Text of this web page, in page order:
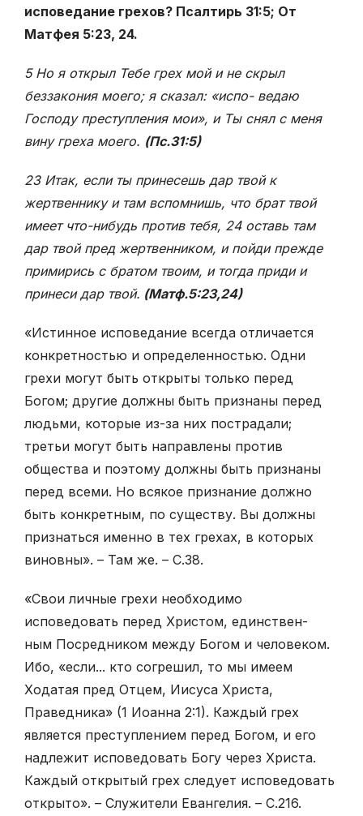
исповедание грехов? Псалтирь 31:5; От
Матфея 5:23, 24.
5 Но я открыл Тебе грех мой и не скрыл
беззакония моего; я сказал: «испо- ведаю
Господу преступления мои», и Ты снял с меня
вину греха моего. (Пс.31:5)
23 Итак, если ты принесешь дар твой к
жертвеннику и там вспомнишь, что брат твой
имеет что-нибудь против тебя, 24 оставь там
дар твой пред жертвенником, и пойди прежде
примирись с братом твоим, и тогда приди и
принеси дар твой. (Матф.5:23,24)
«Истинное исповедание всегда отличается
конкретностью и определенностью. Одни
грехи могут быть открыты только перед
Богом; другие должны быть признаны перед
людьми, которые из-за них пострадали;
третьи могут быть направлены против
общества и поэтому должны быть признаны
перед всеми. Но всякое признание должно
быть конкретным, по существу. Вы должны
признаться именно в тех грехах, в которых
виновны». – Там же. – С.38.
«Свои личные грехи необходимо
исповедовать перед Христом, единствен-
ным Посредником между Богом и человеком.
Ибо, «если... кто согрешил, то мы имеем
Ходатая пред Отцем, Иисуса Христа,
Праведника» (1 Иоанна 2:1). Каждый грех
является преступлением перед Богом, и его
надлежит исповедовать Богу через Христа.
Каждый открытый грех следует исповедовать
открыто». – Служители Евангелия. – С.216.